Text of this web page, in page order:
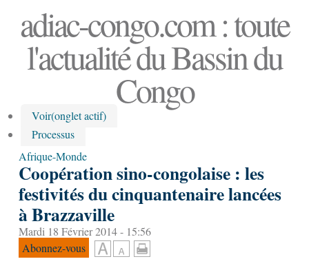
adiac-congo.com : toute
l'actualité du Bassin du
Congo
Voir(onglet actif)
Processus
Afrique-Monde
Coopération sino-congolaise : les
festivités du cinquantenaire lancées
à Brazzaville
Mardi 18 Février 2014 - 15:56
Abonnez-vous